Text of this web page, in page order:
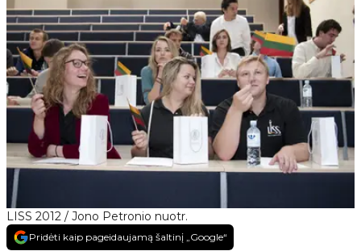
LISS 2012 / Jono Petronio nuotr.
Pridėti kaip pageidaujamą šaltinį „Google“